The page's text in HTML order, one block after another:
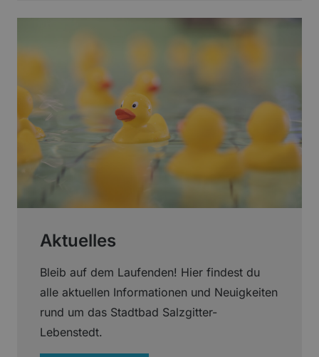
Aktuelles
Bleib auf dem Laufenden! Hier findest du
alle aktuellen Informationen und Neuigkeiten
rund um das Stadtbad Salzgitter-
Lebenstedt.